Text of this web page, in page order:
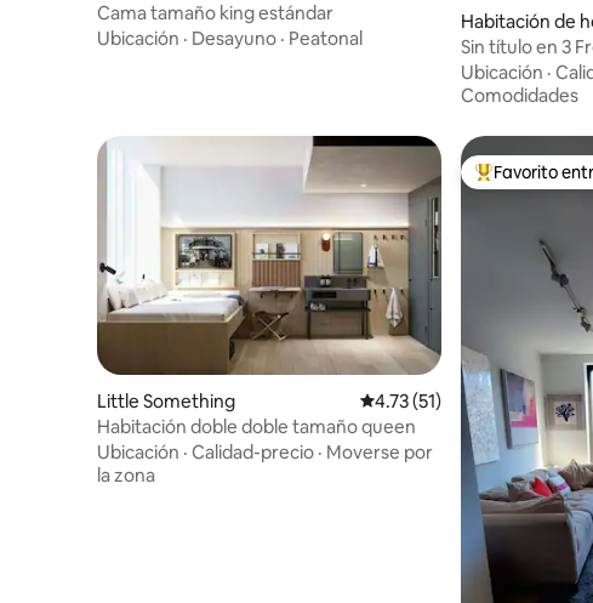
Cama tamaño king estándar
Ubicación · Desayuno · Peatonal
Habitación de
nhattan
Sin título en 3
cama queen
Ubicación ·
Comodidades
Little Something Calificación promedio: 4.73
4.73 (51)
Habitación doble doble tamaño queen
Ubicación · Calidad-precio · Moverse por
la zona
Favorito entre
Favorito